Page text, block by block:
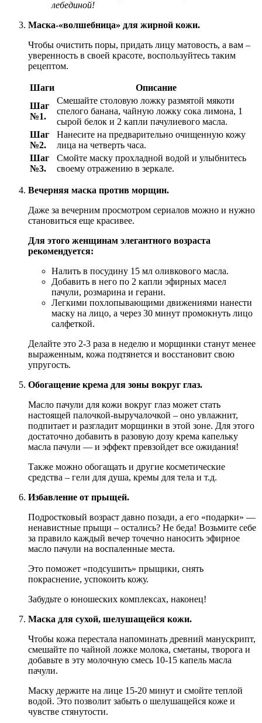
лебединой!
Маска-«волшебница» для жирной кожи.
Чтобы очистить поры, придать лицу матовость, а вам –
уверенность в своей красоте, воспользуйтесь таким
рецептом.
Шаги
Описание
Шаг
№1.
Смешайте столовую ложку размятой мякоти
спелого банана, чайную ложку сока лимона, 1
сырой белок и 2 капли пачулиевого масла.
Шаг
№2.
Нанесите на предварительно очищенную кожу
лица на четверть часа.
Шаг
№3.
Смойте маску прохладной водой и улыбнитесь
своему отражению в зеркале.
Вечерняя маска против морщин.
Даже за вечерним просмотром сериалов можно и нужно
становиться еще красивее.
Для этого женщинам элегантного возраста
рекомендуется:
Налить в посудину 15 мл оливкового масла.
Добавить в него по 2 капли эфирных масел
пачули, розмарина и герани.
Легкими похлопывающими движениями нанести
маску на лицо, а через 30 минут промокнуть лицо
салфеткой.
Делайте это 2-3 раза в неделю и морщинки станут менее
выраженным, кожа подтянется и восстановит свою
упругость.
Обогащение крема для зоны вокруг глаз.
Масло пачули для кожи вокруг глаз может стать
настоящей палочкой-выручалочкой – оно увлажнит,
подпитает и разгладит морщинки в этой зоне. Для этого
достаточно добавить в разовую дозу крема капельку
масла пачули — и эффект превзойдет все ожидания!
Также можно обогащать и другие косметические
средства – гели для душа, кремы для тела и т.д.
Избавление от прыщей.
Подростковый возраст давно позади, а его «подарки» —
ненавистные прыщи – остались? Не беда! Возьмите себе
за правило каждый вечер точечно наносить эфирное
масло пачули на воспаленные места.
Это поможет «подсушить» прыщики, снять
покраснение, успокоить кожу.
Забудьте о юношеских комплексах, наконец!
Маска для сухой, шелушащейся кожи.
Чтобы кожа перестала напоминать древний манускрипт,
смешайте по чайной ложке молока, сметаны, творога и
добавьте в эту молочную смесь 10-15 капель масла
пачули.
Маску держите на лице 15-20 минут и смойте теплой
водой. Это позволит забыть о шелушащейся коже и
чувстве стянутости.